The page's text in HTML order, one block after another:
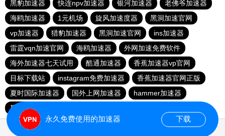
黑豹加速器
快连npv加速器 银河加速器
老佛爷加速器
海鸥加速器
1元机场 旋风加速度器
黑洞加速官网
vp加速器
猎豹加速器 黑洞加速官网
ins加速器
雷霆vqn加速官网
海鸥加速器
外网加速免费软件
海外加速器七天试用
酷通加速器
香蕉加速器vp官网
目标下载站
instagram免费加速器
香蕉加速器官网正版
夏时国际加速器
国外上网加速器
hammer加速器
黑洞加速官网
永久免费使用的加速器 下载